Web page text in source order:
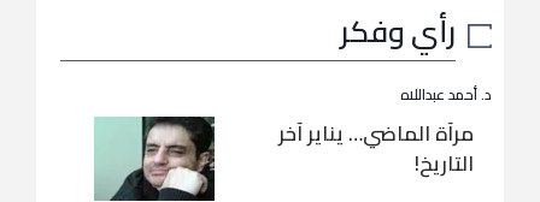
رأي وفكر
د. أحمد عبداللاه
مرآة الماضي… يناير آخر
التاريخ!